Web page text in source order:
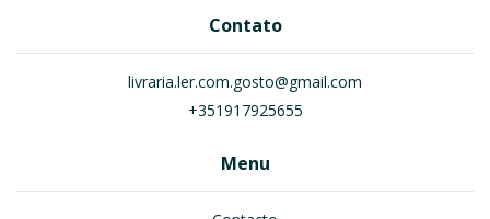
Contato
livraria.ler.com.gosto@gmail.com
+351917925655
Menu